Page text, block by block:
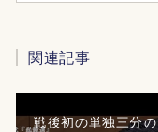
関連記事
戦後初の単独三分の